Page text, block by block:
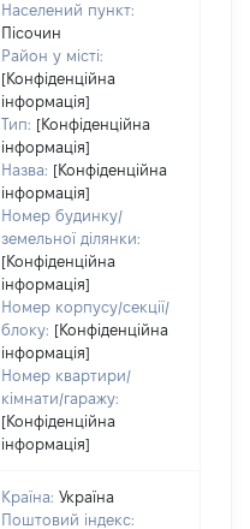
Населений пункт:
Пісочин
Район у місті:
[Конфіденційна
інформація]
Тип: [Конфіденційна
інформація]
Назва: [Конфіденційна
інформація]
Номер будинку/
земельної ділянки:
[Конфіденційна
інформація]
Номер корпусу/секції/
блоку: [Конфіденційна
інформація]
Номер квартири/
кімнати/гаражу:
[Конфіденційна
інформація]
Країна: Україна
Поштовий індекс: